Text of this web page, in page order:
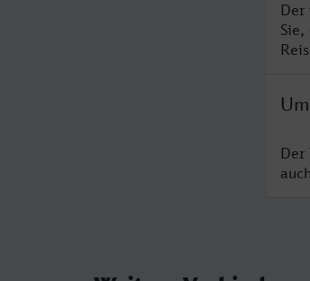
Der
Sie,
Der